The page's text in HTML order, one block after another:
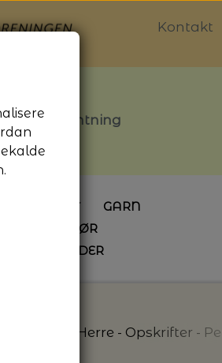
Kontakt
afhentning
GARN
SYTILBEHØR
ÅBNINGSTIDER
Herre - Opskrifter -